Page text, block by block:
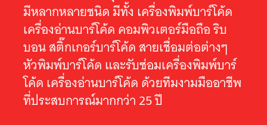
มีหลากหลายชนิด มีทั้ง เครื่องพิมพ์บาร์โค้ด
เครื่องอ่านบาร์โค้ด คอมพิวเตอร์มือถือ ริบ
บอน สติ๊กเกอร์บาร์โค้ด สายเชื่อมต่อต่างๆ
หัวพิมพ์บาร์โค้ด และรับซ่อมเครื่องพิมพ์บาร์
โค้ด เครื่องอ่านบาร์โค้ด ด้วยทีมงามมืออาชีพ
ที่ประสบการณ์มากกว่า 25 ปี